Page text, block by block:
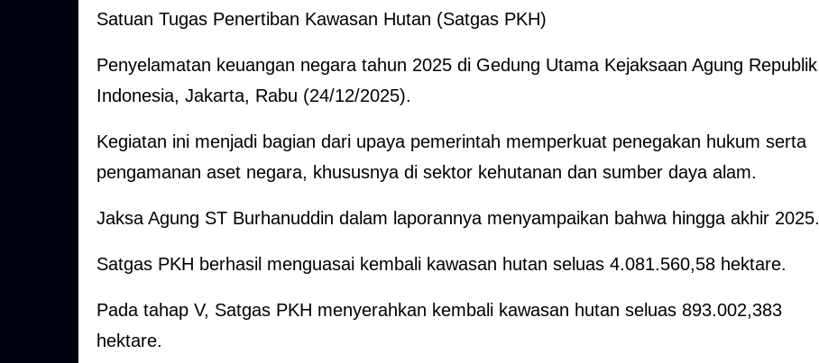
Satuan Tugas Penertiban Kawasan Hutan (Satgas PKH)
Penyelamatan keuangan negara tahun 2025 di Gedung Utama Kejaksaan Agung Republik
Indonesia, Jakarta, Rabu (24/12/2025).
Kegiatan ini menjadi bagian dari upaya pemerintah memperkuat penegakan hukum serta
pengamanan aset negara, khususnya di sektor kehutanan dan sumber daya alam.
Jaksa Agung ST Burhanuddin dalam laporannya menyampaikan bahwa hingga akhir 2025.
Satgas PKH berhasil menguasai kembali kawasan hutan seluas 4.081.560,58 hektare.
Pada tahap V, Satgas PKH menyerahkan kembali kawasan hutan seluas 893.002,383
hektare.